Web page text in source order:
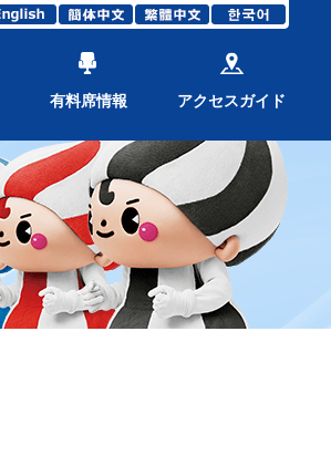
有料席情報 アクセスガイド